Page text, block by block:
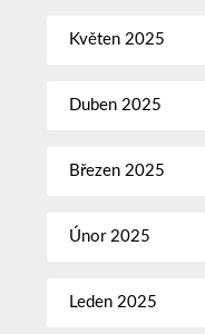
Květen 2025
Duben 2025
Březen 2025
Únor 2025
Leden 2025